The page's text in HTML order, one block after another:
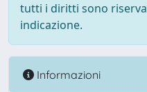
tutti i diritti sono
indicazione.
Informazioni